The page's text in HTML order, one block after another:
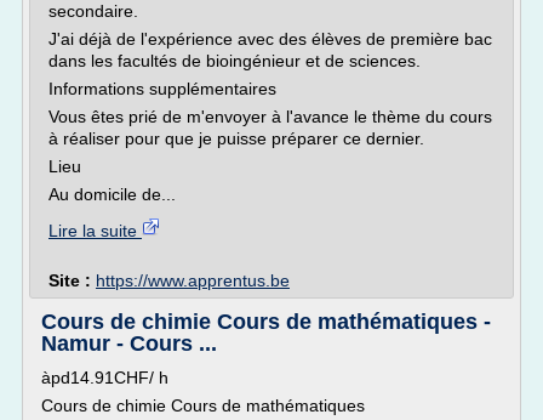
secondaire.
J'ai déjà de l'expérience avec des élèves de première bac
dans les facultés de bioingénieur et de sciences.
Informations supplémentaires
Vous êtes prié de m'envoyer à l'avance le thème du cours
à réaliser pour que je puisse préparer ce dernier.
Lieu
Au domicile de...
Lire la suite
Site : https://www.apprentus.be
Cours de chimie Cours de mathématiques -
Namur - Cours ...
àpd14.91CHF/ h
Cours de chimie Cours de mathématiques